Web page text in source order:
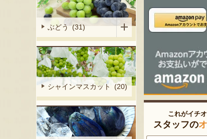
ぶどう (31)
シャインマスカット (20)
これがイチオ
スタッフの